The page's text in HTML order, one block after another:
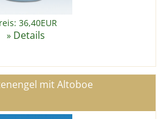
36,40EUR
» Details
mit Altoboe